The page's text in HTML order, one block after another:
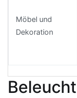
Möbel und
Dekoration